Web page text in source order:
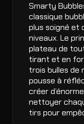
Smarty
classique
plus soigné et
niveaux. Le
plateau de
tirant et en
trois bulles de
pousse à
créer
nettoyer
tirs pour